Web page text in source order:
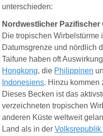
unterschieden:
Nordwestlicher Pazifischer
Die tropischen
Datumsgrenze und nördlich
Taifune haben oft
Hongkong, die Philippinen
Indonesiens. Hinzu
Dieses Becken ist das
verzeichneten tropischen
anderen Küste weltweit
Land als in derVolksrepublik